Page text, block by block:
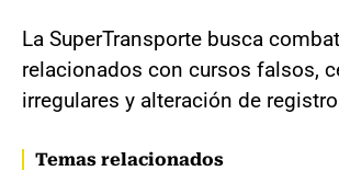
La SuperTransporte busca
relacionados con cursos falsos,
irregulares y alteración de
Temas relacionados